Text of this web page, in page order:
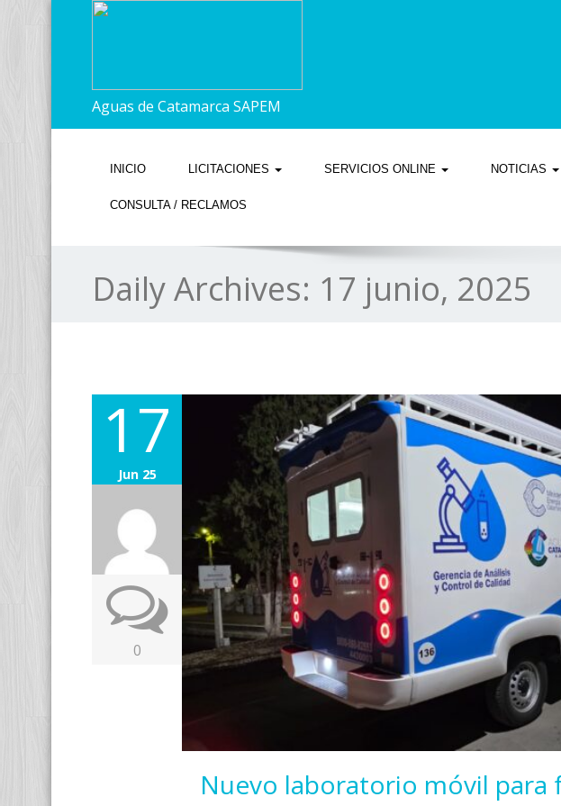
Aguas de Catamarca SAPEM
INICIO LICITACIONES SERVICIOS ONLINE NOTICIAS
CONSULTA / RECLAMOS
Daily Archives: 17 junio, 2025
17
Jun 25
0
Nuevo laboratorio móvil para